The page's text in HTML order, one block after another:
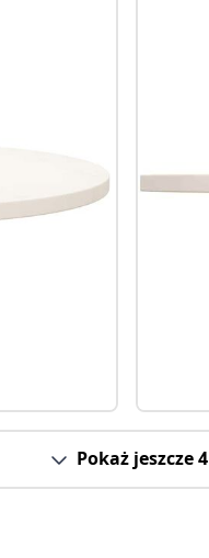
Pokaż jeszcze 4